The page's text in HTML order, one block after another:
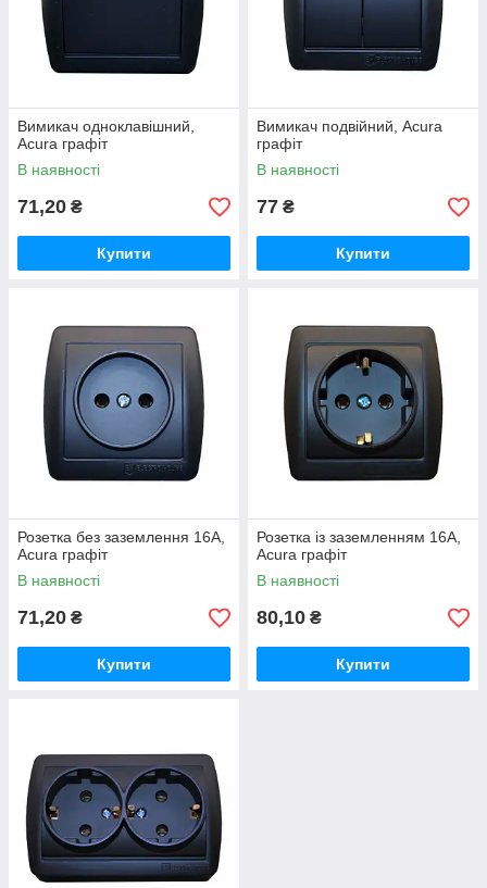
Вимикач одноклавішний,
Acura графіт
В наявності
71,20 ₴
Купити
Вимикач подвійний, Acura
графіт
В наявності
77 ₴
Купити
Розетка без заземлення 16А,
Acura графіт
В наявності
71,20 ₴
Купити
Розетка із заземленням 16А,
Acura графіт
В наявності
80,10 ₴
Купити